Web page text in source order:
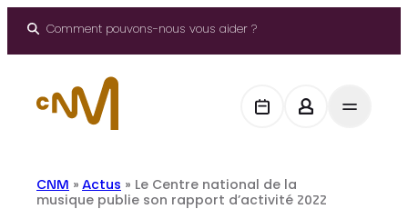
Comment pouvons-nous vous aider ?
CNM » Actus » Le Centre national de la
musique publie son rapport d’activité 2022